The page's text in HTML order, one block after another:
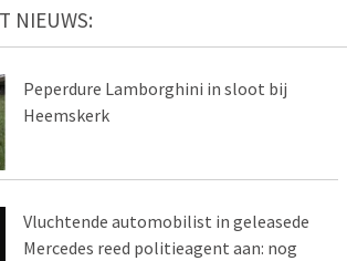
NIEUWS:
Peperdure Lamborghini in sloot bij
Heemskerk
Vluchtende automobilist in geleasede
Mercedes reed politieagent aan: nog